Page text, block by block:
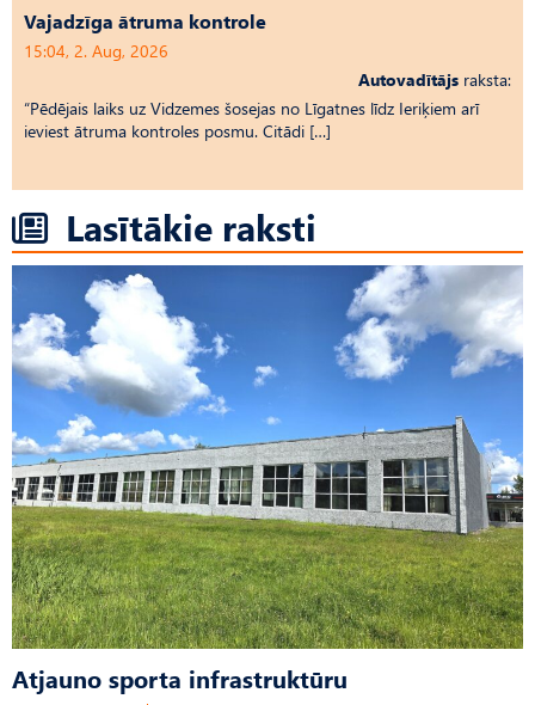
Vajadzīga ātruma kontrole
15:04, 2. Aug, 2026
Autovadītājs raksta:
“Pēdējais laiks uz Vid­ze­mes šosejas no Līgatnes līdz Ieriķiem arī
ieviest ātruma kontroles posmu. Citādi […]
Lasītākie raksti
Atjauno sporta infrastruktūru